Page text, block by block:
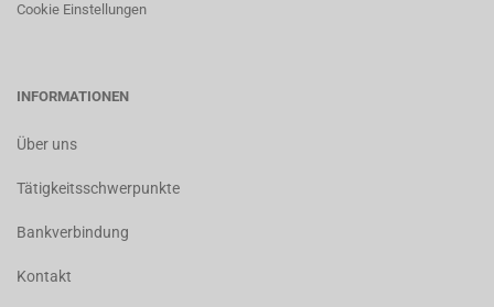
Cookie Einstellungen
INFORMATIONEN
Über uns
Tätigkeitsschwerpunkte
Bankverbindung
Kontakt